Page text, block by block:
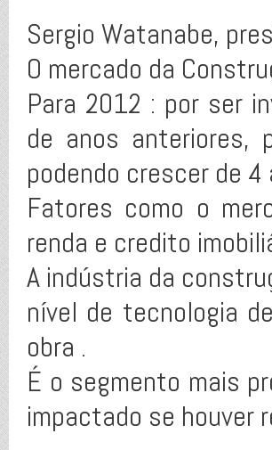
Sergio Watanabe,
O mercado da
Para 2012 : por ser
de anos anteriores,
podendo crescer de 4
Fatores como o
renda e credito
A indústria da
nível de tecnologia
obra .
É o segmento mais
impactado se houver